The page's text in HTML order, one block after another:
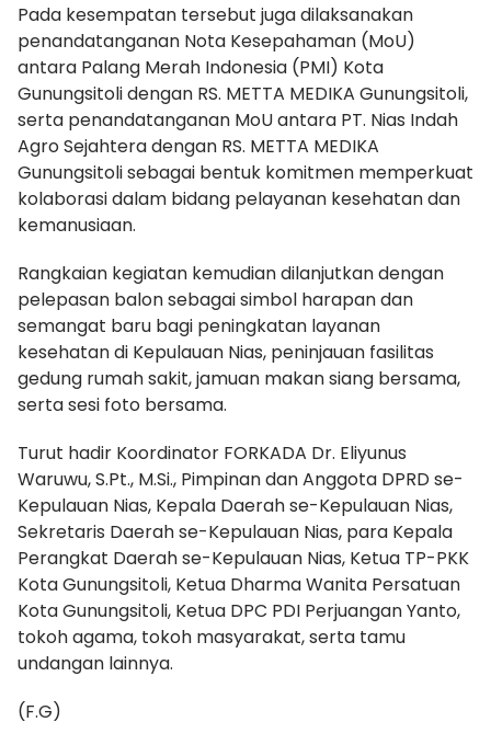
Pada kesempatan tersebut juga dilaksanakan
penandatanganan Nota Kesepahaman (MoU)
antara Palang Merah Indonesia (PMI) Kota
Gunungsitoli dengan RS. METTA MEDIKA Gunungsitoli,
serta penandatanganan MoU antara PT. Nias Indah
Agro Sejahtera dengan RS. METTA MEDIKA
Gunungsitoli sebagai bentuk komitmen memperkuat
kolaborasi dalam bidang pelayanan kesehatan dan
kemanusiaan.
Rangkaian kegiatan kemudian dilanjutkan dengan
pelepasan balon sebagai simbol harapan dan
semangat baru bagi peningkatan layanan
kesehatan di Kepulauan Nias, peninjauan fasilitas
gedung rumah sakit, jamuan makan siang bersama,
serta sesi foto bersama.
Turut hadir Koordinator FORKADA Dr. Eliyunus
Waruwu, S.Pt., M.Si., Pimpinan dan Anggota DPRD se-
Kepulauan Nias, Kepala Daerah se-Kepulauan Nias,
Sekretaris Daerah se-Kepulauan Nias, para Kepala
Perangkat Daerah se-Kepulauan Nias, Ketua TP-PKK
Kota Gunungsitoli, Ketua Dharma Wanita Persatuan
Kota Gunungsitoli, Ketua DPC PDI Perjuangan Yanto,
tokoh agama, tokoh masyarakat, serta tamu
undangan lainnya.
(F.G)